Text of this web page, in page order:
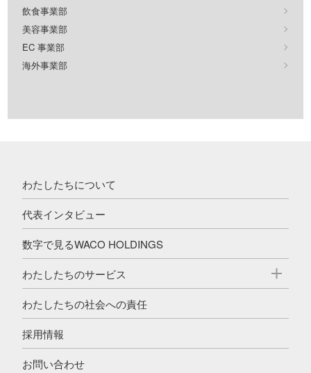
飲食事業部
美容事業部
EC 事業部
海外事業部
わたしたちについて
代表インタビュー
数字で見るWACO HOLDINGS
わたしたちのサービス
わたしたちの社会への責任
採用情報
お問い合わせ